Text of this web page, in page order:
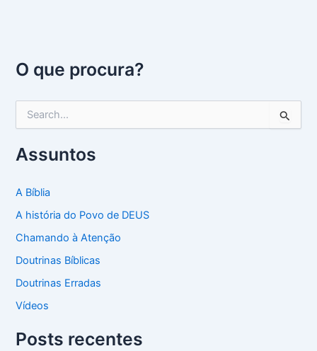
O que procura?
q
u
s
r
p
r
:
Assuntos
A Bíblia
A história do Povo de DEUS
Chamando à Atenção
Doutrinas Bíblicas
Doutrinas Erradas
Vídeos
Posts recentes